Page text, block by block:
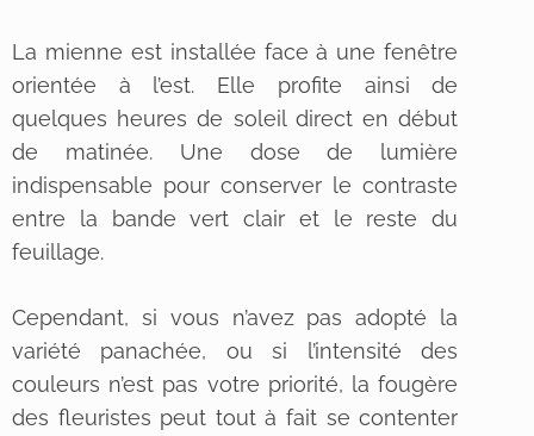
La mienne est installée face à une fenêtre
orientée à l’est. Elle profite ainsi de
quelques heures de soleil direct en début
de matinée. Une dose de lumière
indispensable pour conserver le contraste
entre la bande vert clair et le reste du
feuillage.
Cependant, si vous n’avez pas adopté la
variété panachée, ou si l’intensité des
couleurs n’est pas votre priorité, la fougère
des fleuristes peut tout à fait se contenter